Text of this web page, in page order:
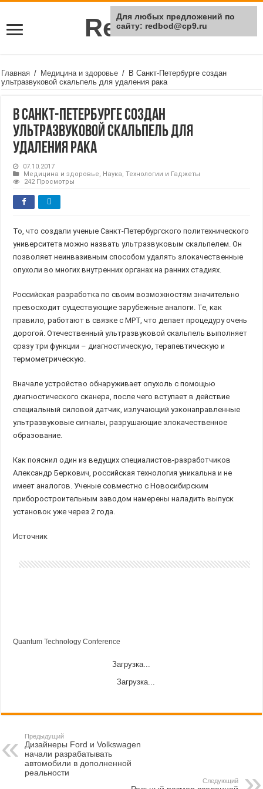
Rei Red
Главная / Медицина и здоровье / В Санкт-Петербурге создан
ультразвуковой скальпель для удаления рака
В Санкт-Петербурге создан
ультразвуковой скальпель для
удаления рака
07.10.2017
Медицина и здоровье, Наука,Технологии и Гаджеты
242 Просмотры
То, что создали ученые Санкт-Петербургского политехнического
университета можно назвать ультразвуковым скальпелем. Он
позволяет неинвазивным способом удалять злокачественные
опухоли во многих внутренних органах на ранних стадиях.
Российская разработка по своим возможностям значительно
превосходит существующие зарубежные аналоги. Те, как
правило, работают в связке с МРТ, что делает процедуру очень
дорогой. Отечественный ультразвуковой скальпель выполняет
сразу три функции – диагностическую, терапевтическую и
термометрическую.
Вначале устройство обнаруживает опухоль с помощью
диагностического сканера, после чего вступает в действие
специальный силовой датчик, излучающий узконаправленные
ультразвуковые сигналы, разрушающие злокачественное
образование.
Как пояснил один из ведущих специалистов-разработчиков
Александр Беркович, российская технология уникальна и не
имеет аналогов. Ученые совместно с Новосибирским
приборостроительным заводом намерены наладить выпуск
установок уже через 2 года.
Источник
Quantum Technology Conference
Загрузка...
Загрузка...
Предыдущий
Дизайнеры Ford и Volkswagen
начали разрабатывать
автомобили в дополненной
реальности
Следующий
Для любых предложений по
сайту: redbod@cp9.ru